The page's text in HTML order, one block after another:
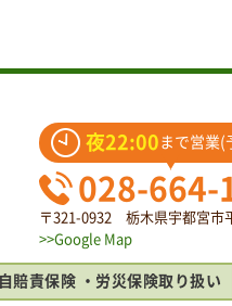
夜22:00 まで営業(
028-664-
〒321-0932 栃木県宇都宮市
>>Google Map
自賠責保険 労災保険取り扱い